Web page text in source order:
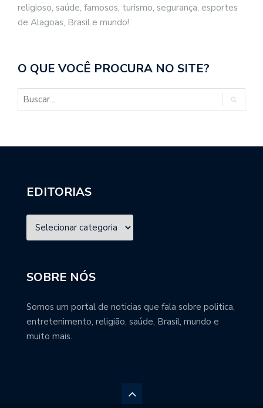
religioso, saúde, famosos, turismo, segurança, esportes
de Alagoas, Brasil e mundo!
O QUE VOCÊ PROCURA NO SITE?
EDITORIAS
SOBRE NÓS
Somos um portal de noticias que fala sobre politica,
entretenimento, religião, saúde, Brasil, mundo e
muito mais.